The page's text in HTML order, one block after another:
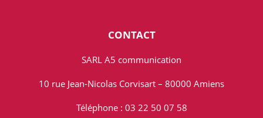
CONTACT
SARL A5 communication
10 rue Jean-Nicolas Corvisart – 80000 Amiens
Téléphone : 03 22 50 07 58